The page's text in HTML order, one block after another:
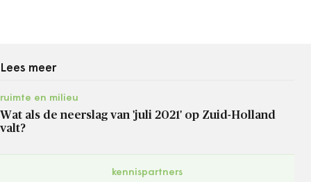
Lees meer
ruimte en milieu
Wat als de neerslag van 'juli 2021' op Zuid-Holland
valt?
kennispartners